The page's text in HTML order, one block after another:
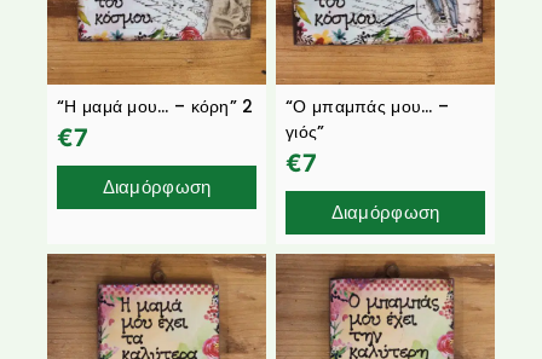
“Η μαμά μου… – κόρη” 2
€7
Διαμόρφωση
“Ο μπαμπάς μου… –
γιός”
€7
Διαμόρφωση